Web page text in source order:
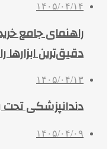
۱۴۰۵/۰۴/۱۴
راهنمای جامع
دقیق‌ترین ابزارها
۱۴۰۵/۰۴/۱۳
دندانپزشکی
۱۴۰۵/۰۴/۰۹